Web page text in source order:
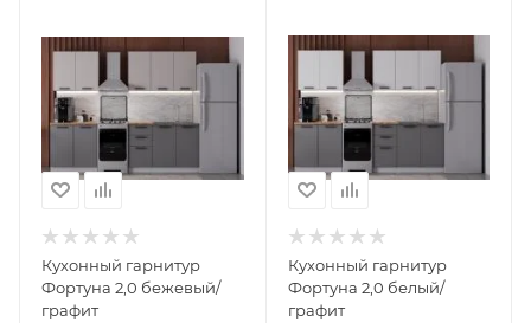
Кухонный гарнитур
Фортуна 2,0 бежевый/
графит
Кухонный гарнитур
Фортуна 2,0 белый/
графит